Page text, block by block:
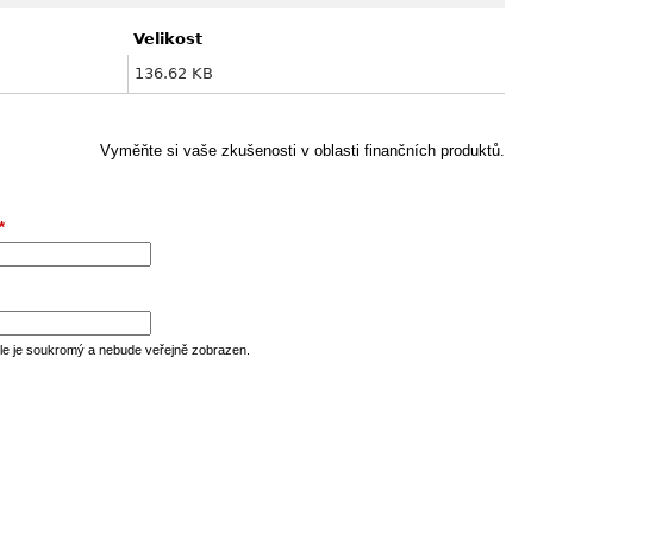
Velikost
136.62 KB
Vyměňte si vaše zkušenosti v oblasti finančních produktů.
*
je soukromý a nebude veřejně zobrazen.